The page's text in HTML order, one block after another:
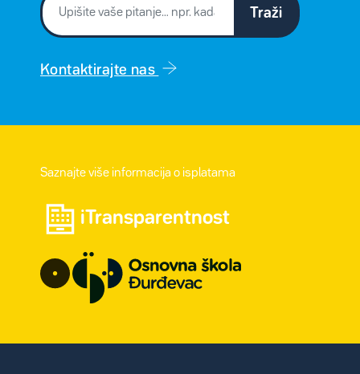
Traži
Kontaktirajte nas
Saznajte više informacija o isplatama
iTransparentnost